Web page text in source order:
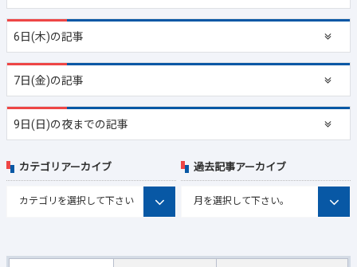
6日(木)の記事
7日(金)の記事
9日(日)の夜までの記事
カテゴリアーカイブ 過去記事アーカイブ